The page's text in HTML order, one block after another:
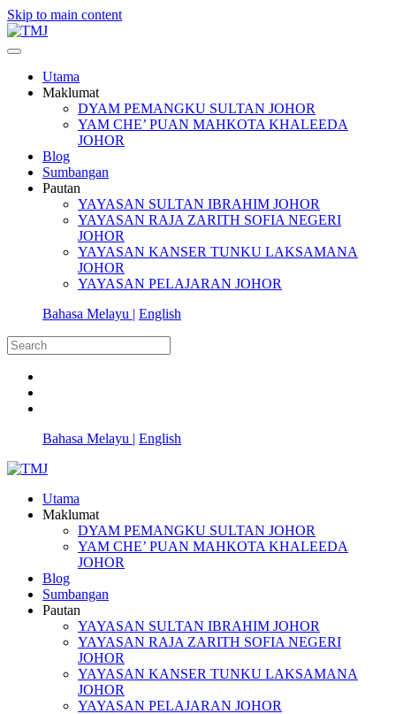
Skip to main content
Utama
Maklumat
DYAM PEMANGKU SULTAN JOHOR
YAM CHE’ PUAN MAHKOTA KHALEEDA
JOHOR
Blog
Sumbangan
Pautan
YAYASAN SULTAN IBRAHIM JOHOR
YAYASAN RAJA ZARITH SOFIA NEGERI
JOHOR
YAYASAN KANSER TUNKU LAKSAMANA
JOHOR
YAYASAN PELAJARAN JOHOR
Bahasa Melayu | English
Bahasa Melayu | English
Utama
Maklumat
DYAM PEMANGKU SULTAN JOHOR
YAM CHE’ PUAN MAHKOTA KHALEEDA
JOHOR
Blog
Sumbangan
Pautan
YAYASAN SULTAN IBRAHIM JOHOR
YAYASAN RAJA ZARITH SOFIA NEGERI
JOHOR
YAYASAN KANSER TUNKU LAKSAMANA
JOHOR
YAYASAN PELAJARAN JOHOR